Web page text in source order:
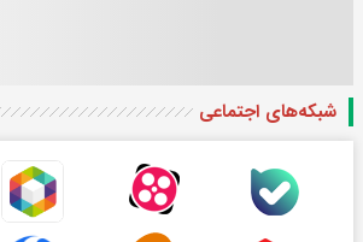
شبکه‌های اجتماعی